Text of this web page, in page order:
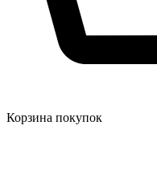
Корзина покупок